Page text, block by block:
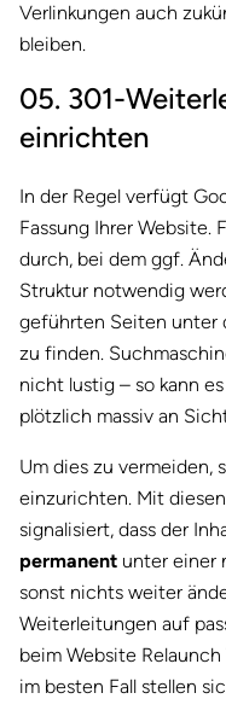
Verlinkungen auch
bleiben.
05. 301-
einrichten
In der Regel verfügt
Fassung Ihrer Website.
durch, bei dem ggf.
Struktur notwendig
geführten Seiten unter
zu finden.
nicht lustig – so kann
plötzlich massiv an
Um dies zu vermeiden,
einzurichten. Mit
signalisiert, dass der
permanent unter einer
sonst nichts weiter
Weiterleitungen auf
beim Website
im besten Fall stellen